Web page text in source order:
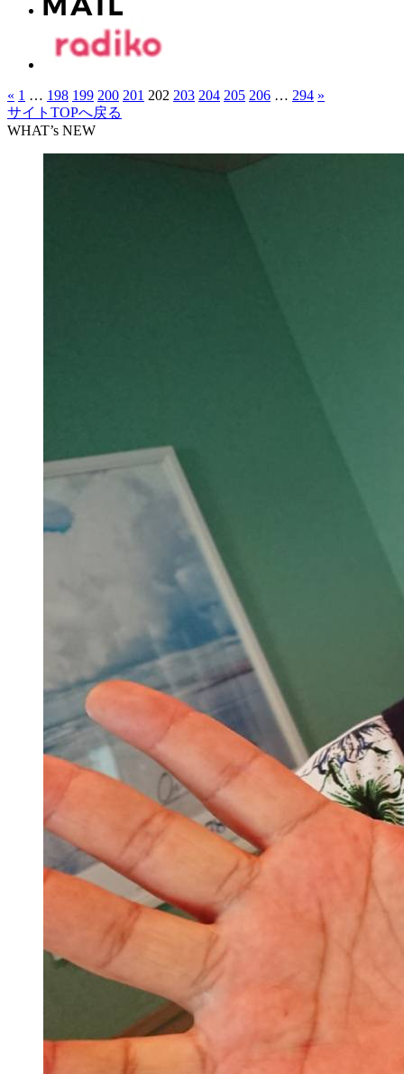
« 1 … 198 199 200 201 202 203 204 205 206 … 294 »
サイトTOPへ戻る
WHAT’s NEW